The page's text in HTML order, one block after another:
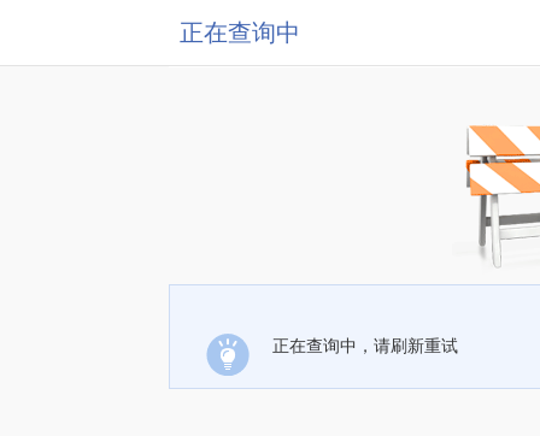
正在查询中
正在查询中，请刷新重试